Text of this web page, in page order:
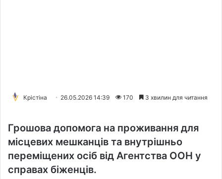
Крістіна 26.05.2026 14:39 170 3 хвилин для читання
Грошова допомога на проживання для
місцевих мешканців та внутрішньо
переміщених осіб від Агентства ООН у
справах біженців.